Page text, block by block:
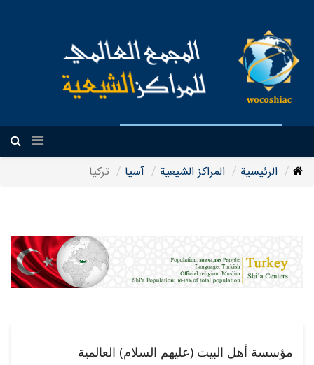
الرئيسية المراکز الشیعیة آسیا تركيا
مؤسسة أهل البيت (عليهم السلام) العالمية